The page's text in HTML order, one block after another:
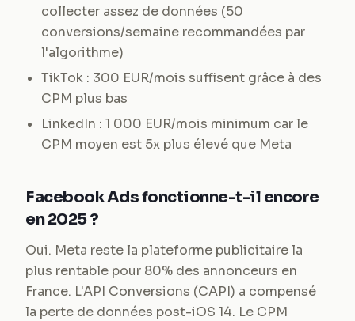
collecter assez de données (50
conversions/semaine recommandées par
l'algorithme)
TikTok : 300 EUR/mois suffisent grâce à des
CPM plus bas
LinkedIn : 1 000 EUR/mois minimum car le
CPM moyen est 5x plus élevé que Meta
Facebook Ads fonctionne-t-il encore
en 2025 ?
Oui. Meta reste la plateforme publicitaire la
plus rentable pour 80% des annonceurs en
France. L'API Conversions (CAPI) a compensé
la perte de données post-iOS 14. Le CPM